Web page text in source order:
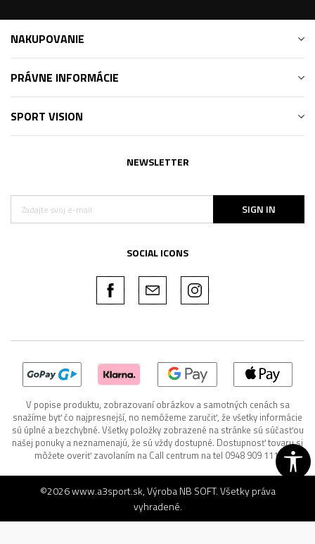
NAKUPOVANIE
PRÁVNE INFORMÁCIE
SPORT VISION
NEWSLETTER
SIGN IN
SOCIAL ICONS
V popise produktu, zobrazovaní obrázkov a samotných cenách sa
snažíme byť čo najpresnejší, no nemôžeme zaručiť, že všetky informácie
sú úplné a bezchybné. Všetky položky zobrazené na stránke sú súčasťou
našej ponuky a neznamenajú, že sú vždy dostupné. Dostupnosť tovaru si
môžete overiť zavolaním na Call centrum na tel 0948 909 111.
©2026www.a3sport.sk, VýrobaNB SOFT. Všetky práva
vyhradené.